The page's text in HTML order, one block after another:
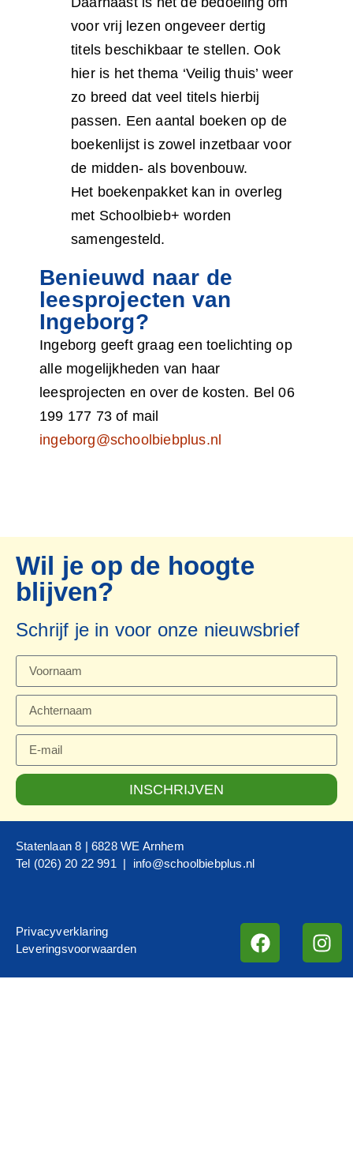
voor vrij lezen ongeveer dertig
titels beschikbaar te stellen. Ook
hier is het thema ‘Veilig thuis’ weer
zo breed dat veel titels hierbij
passen. Een aantal boeken op de
boekenlijst is zowel inzetbaar voor
de midden- als bovenbouw.
Het boekenpakket kan in overleg
met Schoolbieb+ worden
samengesteld.
Benieuwd naar de
leesprojecten van
Ingeborg?
Ingeborg geeft graag een toelichting op
alle mogelijkheden van haar
leesprojecten en over de kosten. Bel 06
199 177 73 of mail
ingeborg@schoolbiebplus.nl
Wil je op de hoogte
blijven?
Schrijf je in voor onze nieuwsbrief
INSCHRIJVEN
Statenlaan 8 | 6828 WE Arnhem
Tel (026) 20 22 991 | info@schoolbiebplus.nl
Privacyverklaring
Leveringsvoorwaarden